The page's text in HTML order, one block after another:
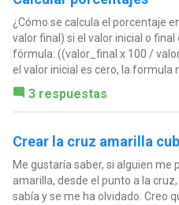
¿Cómo se calcula el porcentaje
valor final) si el valor inicial o
fórmula: ((valor_final x 100 /
el valor inicial es cero, la formula
3 respuestas
Crear la cruz amarilla
Me gustaría saber, si alguien me
amarilla, desde el punto a la
sabía y se me ha olvidado. Creo